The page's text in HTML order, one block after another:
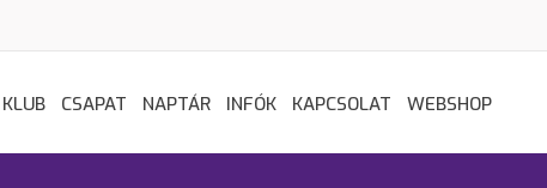
KLUB CSAPAT NAPTÁR INFÓK KAPCSOLAT WEBSHOP